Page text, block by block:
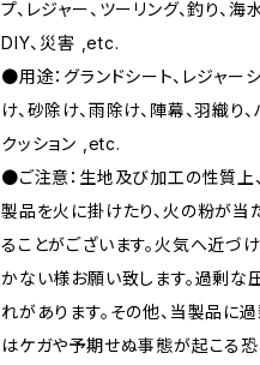
プ、レジャー、ツーリング、釣り、海
DIY、災害 ,etc.
●用途：グランドシート、レジャー
け、砂除け、雨除け、陣幕、羽織り
クッション ,etc.
●ご注意：生地及び加工の性質上
製品を火に掛けたり、火の粉が当
ることがございます。火気へ近づ
かない様お願い致します。過剰
れがあります。その他、当製品に
はケガや予期せぬ事態が起こる